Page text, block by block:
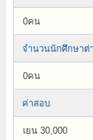
0คน
จำนวนนักศึกษาต่
0คน
ค่าสอบ
เยน 30,000